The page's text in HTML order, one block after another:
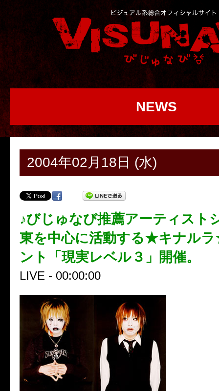
NEWS
2004年02月18日 (水)
♪びじゅなび推薦アーティスト
東を中心に活動する★キナル
ント「現実レベル３」開催。
LIVE - 00:00:00